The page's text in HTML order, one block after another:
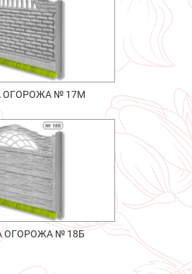
ОГОРОЖА № 17М
ОГОРОЖА № 18Б